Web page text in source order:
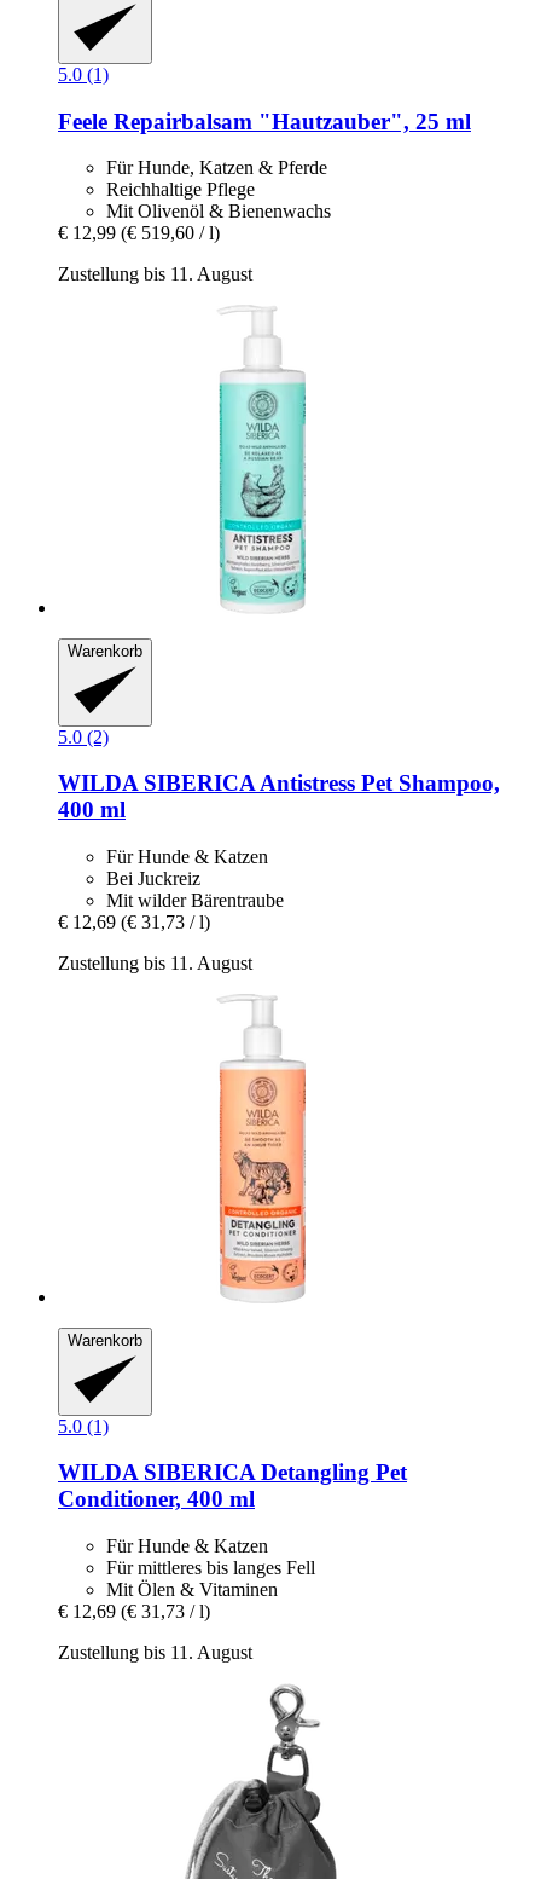
5.0 (1)
Feele Repairbalsam "Hautzauber", 25 ml
Für Hunde, Katzen & Pferde
Reichhaltige Pflege
Mit Olivenöl & Bienenwachs
€ 12,99 (€ 519,60 / l)
Zustellung bis 11. August
Warenkorb
5.0 (2)
WILDA SIBERICAAntistress Pet Shampoo,
400 ml
Für Hunde & Katzen
Bei Juckreiz
Mit wilder Bärentraube
€ 12,69 (€ 31,73 / l)
Zustellung bis 11. August
Warenkorb
5.0 (1)
WILDA SIBERICADetangling Pet
Conditioner, 400 ml
Für Hunde & Katzen
Für mittleres bis langes Fell
Mit Ölen & Vitaminen
€ 12,69 (€ 31,73 / l)
Zustellung bis 11. August